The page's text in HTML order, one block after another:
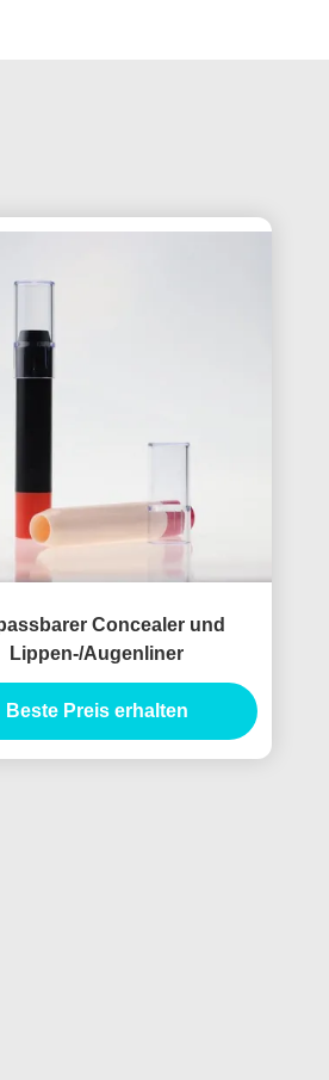
Concealer und
Lippen-/Augenliner
Beste Preis erhalten